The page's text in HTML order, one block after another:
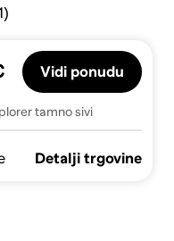
tamno sivi
Vidi ponudu
Detalji trgovine